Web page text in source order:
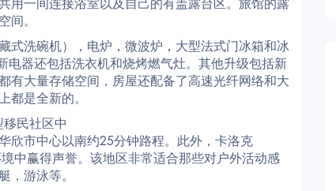
用一间连接浴室以及自己的有盖露台区。旅馆的露
。
式洗碗机），电炉，微波炉，大型法式门冰箱和冰
器还包括洗衣机和烧烤燃气灶。其他升级包括新
有大量存储空间，房屋还配备了高速光纤网络和大
是全新的。
民社区中
欣市中心以南约25分钟路程。此外，卡洛克
中赢得声誉。该地区非常适合那些对户外活动感
游泳等。